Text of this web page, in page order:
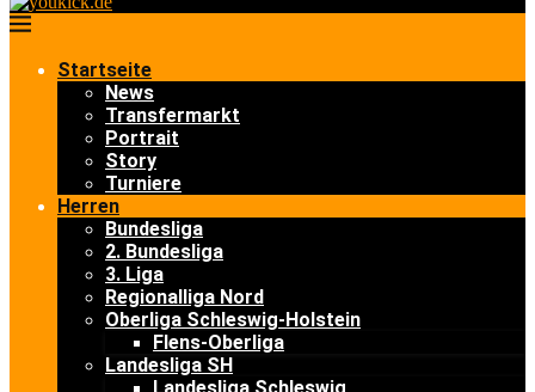
Startseite
News
Transfermarkt
Portrait
Story
Turniere
Herren
Bundesliga
2. Bundesliga
3. Liga
Regionalliga Nord
Oberliga Schleswig-Holstein
Flens-Oberliga
Landesliga SH